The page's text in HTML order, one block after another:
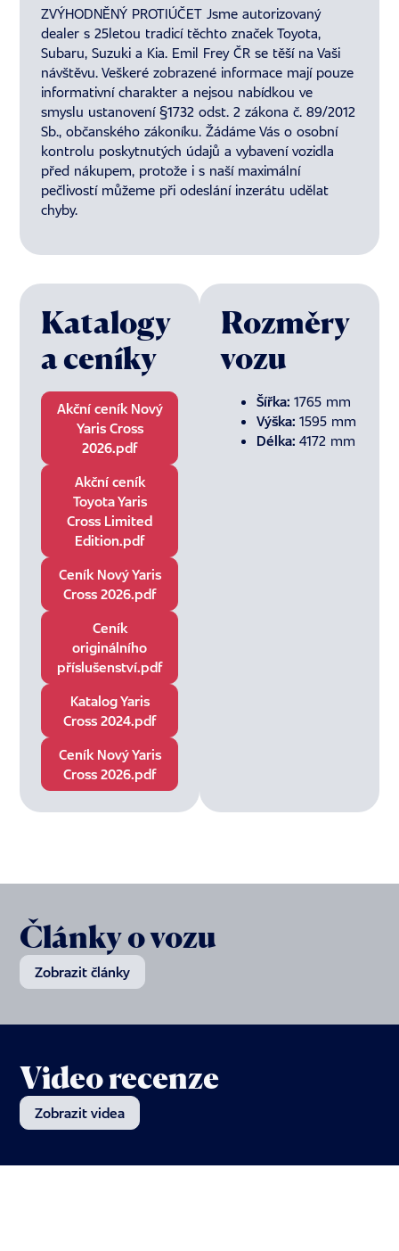
ZVÝHODNĚNÝ PROTIÚČET Jsme autorizovaný
dealer s 25letou tradicí těchto značek Toyota,
Subaru, Suzuki a Kia. Emil Frey ČR se těší na Vaši
návštěvu. Veškeré zobrazené informace mají pouze
informativní charakter a nejsou nabídkou ve
smyslu ustanovení §1732 odst. 2 zákona č. 89/2012
Sb., občanského zákoníku. Žádáme Vás o osobní
kontrolu poskytnutých údajů a vybavení vozidla
před nákupem, protože i s naší maximální
pečlivostí můžeme při odeslání inzerátu udělat
chyby.
Katalogy
a ceníky
Akční ceník Nový
Yaris Cross
2026.pdf
Akční ceník
Toyota Yaris
Cross Limited
Edition.pdf
Ceník Nový Yaris
Cross 2026.pdf
Ceník
originálního
příslušenství.pdf
Katalog Yaris
Cross 2024.pdf
Ceník Nový Yaris
Cross 2026.pdf
Rozměry
vozu
Šířka: 1765 mm
Výška: 1595 mm
Délka: 4172 mm
Články o vozu
Zobrazit články
Video recenze
Zobrazit videa